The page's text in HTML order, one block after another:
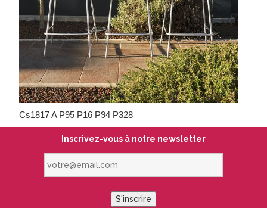
Cs1817 A P95 P16 P94 P328
Inscrivez-vous à notre newsletter
S'inscrire